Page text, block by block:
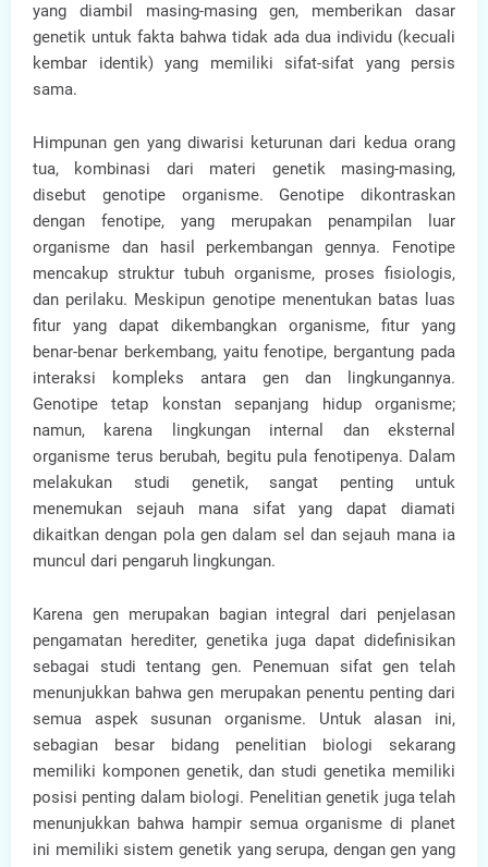
yang diambil masing-masing gen, memberikan dasar
genetik untuk fakta bahwa tidak ada dua individu (kecuali
kembar identik) yang memiliki sifat-sifat yang persis
sama.
Himpunan gen yang diwarisi keturunan dari kedua orang
tua, kombinasi dari materi genetik masing-masing,
disebut genotipe organisme. Genotipe dikontraskan
dengan fenotipe, yang merupakan penampilan luar
organisme dan hasil perkembangan gennya. Fenotipe
mencakup struktur tubuh organisme, proses fisiologis,
dan perilaku. Meskipun genotipe menentukan batas luas
fitur yang dapat dikembangkan organisme, fitur yang
benar-benar berkembang, yaitu fenotipe, bergantung pada
interaksi kompleks antara gen dan lingkungannya.
Genotipe tetap konstan sepanjang hidup organisme;
namun, karena lingkungan internal dan eksternal
organisme terus berubah, begitu pula fenotipenya. Dalam
melakukan studi genetik, sangat penting untuk
menemukan sejauh mana sifat yang dapat diamati
dikaitkan dengan pola gen dalam sel dan sejauh mana ia
muncul dari pengaruh lingkungan.
Karena gen merupakan bagian integral dari penjelasan
pengamatan herediter, genetika juga dapat didefinisikan
sebagai studi tentang gen. Penemuan sifat gen telah
menunjukkan bahwa gen merupakan penentu penting dari
semua aspek susunan organisme. Untuk alasan ini,
sebagian besar bidang penelitian biologi sekarang
memiliki komponen genetik, dan studi genetika memiliki
posisi penting dalam biologi. Penelitian genetik juga telah
menunjukkan bahwa hampir semua organisme di planet
ini memiliki sistem genetik yang serupa, dengan gen yang